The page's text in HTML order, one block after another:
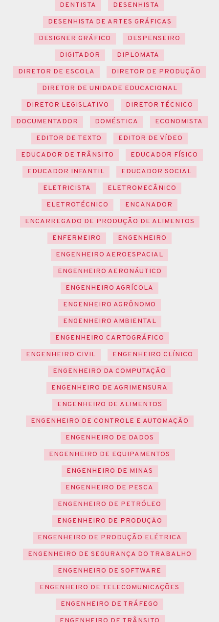
DENTISTA
DESENHISTA
DESENHISTA DE ARTES GRÁFICAS
DESIGNER GRÁFICO
DESPENSEIRO
DIGITADOR
DIPLOMATA
DIRETOR DE ESCOLA
DIRETOR DE PRODUÇÃO
DIRETOR DE UNIDADE EDUCACIONAL
DIRETOR LEGISLATIVO
DIRETOR TÉCNICO
DOCUMENTADOR
DOMÉSTICA
ECONOMISTA
EDITOR DE TEXTO
EDITOR DE VÍDEO
EDUCADOR DE TRÂNSITO
EDUCADOR FÍSICO
EDUCADOR INFANTIL
EDUCADOR SOCIAL
ELETRICISTA
ELETROMECÂNICO
ELETROTÉCNICO
ENCANADOR
ENCARREGADO DE PRODUÇÃO DE ALIMENTOS
ENFERMEIRO
ENGENHEIRO
ENGENHEIRO AEROESPACIAL
ENGENHEIRO AERONÁUTICO
ENGENHEIRO AGRÍCOLA
ENGENHEIRO AGRÔNOMO
ENGENHEIRO AMBIENTAL
ENGENHEIRO CARTOGRÁFICO
ENGENHEIRO CIVIL
ENGENHEIRO CLÍNICO
ENGENHEIRO DA COMPUTAÇÃO
ENGENHEIRO DE AGRIMENSURA
ENGENHEIRO DE ALIMENTOS
ENGENHEIRO DE CONTROLE E AUTOMAÇÃO
ENGENHEIRO DE DADOS
ENGENHEIRO DE EQUIPAMENTOS
ENGENHEIRO DE MINAS
ENGENHEIRO DE PESCA
ENGENHEIRO DE PETRÓLEO
ENGENHEIRO DE PRODUÇÃO
ENGENHEIRO DE PRODUÇÃO ELÉTRICA
ENGENHEIRO DE SEGURANÇA DO TRABALHO
ENGENHEIRO DE SOFTWARE
ENGENHEIRO DE TELECOMUNICAÇÕES
ENGENHEIRO DE TRÁFEGO